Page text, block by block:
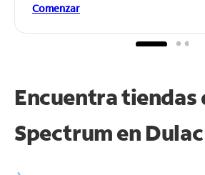
Comenzar
Encuentra tiendas
Spectrum en Dulac